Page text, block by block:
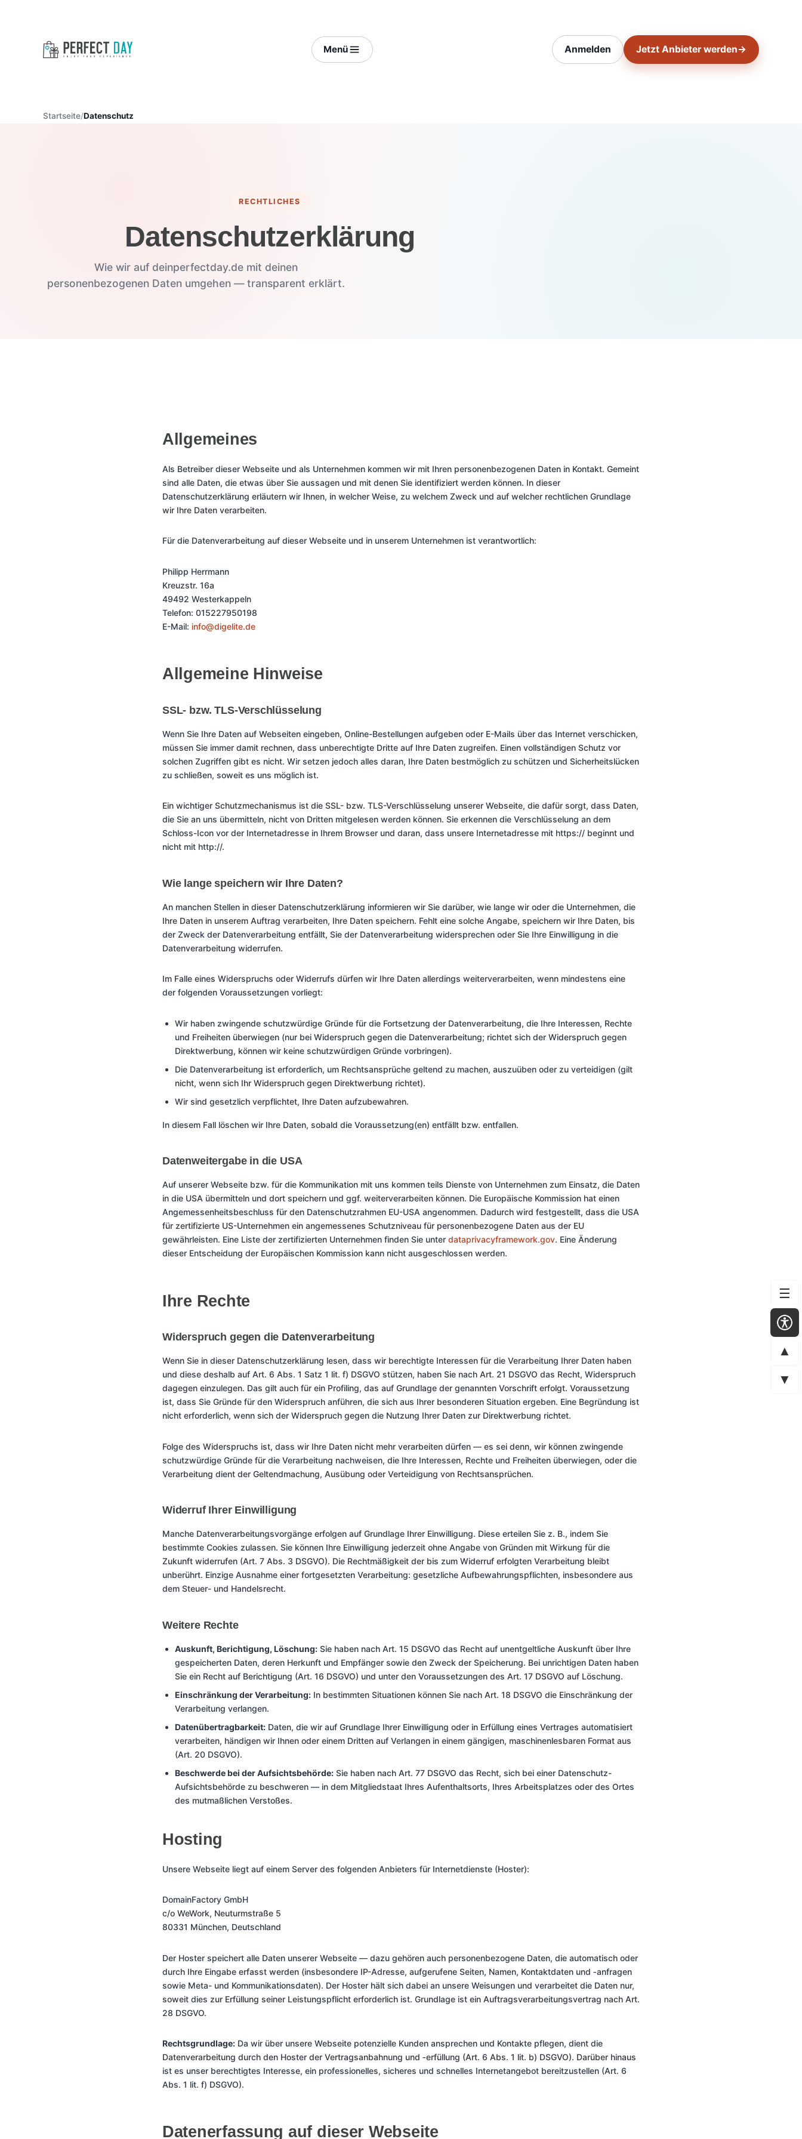
Menü Anmelden Jetzt Anbieter werden→
Startseite Datenschutz
RECHTLICHES
Datenschutz­erklärung
Wie wir auf deinperfectday.de mit deinen
personenbezogenen Daten umgehen — transparent erklärt.
Allgemeines
Als Betreiber dieser Webseite und als Unternehmen kommen wir mit Ihren personenbezogenen Daten in Kontakt. Gemeint
sind alle Daten, die etwas über Sie aussagen und mit denen Sie identifiziert werden können. In dieser
Datenschutzerklärung erläutern wir Ihnen, in welcher Weise, zu welchem Zweck und auf welcher rechtlichen Grundlage
wir Ihre Daten verarbeiten.
Für die Datenverarbeitung auf dieser Webseite und in unserem Unternehmen ist verantwortlich:
Philipp Herrmann
Kreuzstr. 16a
49492 Westerkappeln
Telefon: 015227950198
E-Mail: info@digelite.de
Allgemeine Hinweise
SSL- bzw. TLS-Verschlüsselung
Wenn Sie Ihre Daten auf Webseiten eingeben, Online-Bestellungen aufgeben oder E-Mails über das Internet verschicken,
müssen Sie immer damit rechnen, dass unberechtigte Dritte auf Ihre Daten zugreifen. Einen vollständigen Schutz vor
solchen Zugriffen gibt es nicht. Wir setzen jedoch alles daran, Ihre Daten bestmöglich zu schützen und Sicherheitslücken
zu schließen, soweit es uns möglich ist.
Ein wichtiger Schutzmechanismus ist die SSL- bzw. TLS-Verschlüsselung unserer Webseite, die dafür sorgt, dass Daten,
die Sie an uns übermitteln, nicht von Dritten mitgelesen werden können. Sie erkennen die Verschlüsselung an dem
Schloss-Icon vor der Internetadresse in Ihrem Browser und daran, dass unsere Internetadresse mit https:// beginnt und
nicht mit http://.
Wie lange speichern wir Ihre Daten?
An manchen Stellen in dieser Datenschutzerklärung informieren wir Sie darüber, wie lange wir oder die Unternehmen, die
Ihre Daten in unserem Auftrag verarbeiten, Ihre Daten speichern. Fehlt eine solche Angabe, speichern wir Ihre Daten, bis
der Zweck der Datenverarbeitung entfällt, Sie der Datenverarbeitung widersprechen oder Sie Ihre Einwilligung in die
Datenverarbeitung widerrufen.
Im Falle eines Widerspruchs oder Widerrufs dürfen wir Ihre Daten allerdings weiterverarbeiten, wenn mindestens eine
der folgenden Voraussetzungen vorliegt:
Wir haben zwingende schutzwürdige Gründe für die Fortsetzung der Datenverarbeitung, die Ihre Interessen, Rechte
und Freiheiten überwiegen (nur bei Widerspruch gegen die Datenverarbeitung; richtet sich der Widerspruch gegen
Direktwerbung, können wir keine schutzwürdigen Gründe vorbringen).
Die Datenverarbeitung ist erforderlich, um Rechtsansprüche geltend zu machen, auszuüben oder zu verteidigen (gilt
nicht, wenn sich Ihr Widerspruch gegen Direktwerbung richtet).
Wir sind gesetzlich verpflichtet, Ihre Daten aufzubewahren.
In diesem Fall löschen wir Ihre Daten, sobald die Voraussetzung(en) entfällt bzw. entfallen.
Datenweitergabe in die USA
Auf unserer Webseite bzw. für die Kommunikation mit uns kommen teils Dienste von Unternehmen zum Einsatz, die Daten
in die USA übermitteln und dort speichern und ggf. weiterverarbeiten können. Die Europäische Kommission hat einen
Angemessenheitsbeschluss für den Datenschutzrahmen EU-USA angenommen. Dadurch wird festgestellt, dass die USA
für zertifizierte US-Unternehmen ein angemessenes Schutzniveau für personenbezogene Daten aus der EU
gewährleisten. Eine Liste der zertifizierten Unternehmen finden Sie unter dataprivacyframework.gov. Eine Änderung
dieser Entscheidung der Europäischen Kommission kann nicht ausgeschlossen werden.
Ihre Rechte
Widerspruch gegen die Datenverarbeitung
Wenn Sie in dieser Datenschutzerklärung lesen, dass wir berechtigte Interessen für die Verarbeitung Ihrer Daten haben
und diese deshalb auf Art. 6 Abs. 1 Satz 1 lit. f) DSGVO stützen, haben Sie nach Art. 21 DSGVO das Recht, Widerspruch
dagegen einzulegen. Das gilt auch für ein Profiling, das auf Grundlage der genannten Vorschrift erfolgt. Voraussetzung
ist, dass Sie Gründe für den Widerspruch anführen, die sich aus Ihrer besonderen Situation ergeben. Eine Begründung ist
nicht erforderlich, wenn sich der Widerspruch gegen die Nutzung Ihrer Daten zur Direktwerbung richtet.
Folge des Widerspruchs ist, dass wir Ihre Daten nicht mehr verarbeiten dürfen — es sei denn, wir können zwingende
schutzwürdige Gründe für die Verarbeitung nachweisen, die Ihre Interessen, Rechte und Freiheiten überwiegen, oder die
Verarbeitung dient der Geltendmachung, Ausübung oder Verteidigung von Rechtsansprüchen.
Widerruf Ihrer Einwilligung
Manche Datenverarbeitungsvorgänge erfolgen auf Grundlage Ihrer Einwilligung. Diese erteilen Sie z. B., indem Sie
bestimmte Cookies zulassen. Sie können Ihre Einwilligung jederzeit ohne Angabe von Gründen mit Wirkung für die
Zukunft widerrufen (Art. 7 Abs. 3 DSGVO). Die Rechtmäßigkeit der bis zum Widerruf erfolgten Verarbeitung bleibt
unberührt. Einzige Ausnahme einer fortgesetzten Verarbeitung: gesetzliche Aufbewahrungspflichten, insbesondere aus
dem Steuer- und Handelsrecht.
Weitere Rechte
Auskunft, Berichtigung, Löschung:Sie haben nach Art. 15 DSGVO das Recht auf unentgeltliche Auskunft über Ihre
gespeicherten Daten, deren Herkunft und Empfänger sowie den Zweck der Speicherung. Bei unrichtigen Daten haben
Sie ein Recht auf Berichtigung (Art. 16 DSGVO) und unter den Voraussetzungen des Art. 17 DSGVO auf Löschung.
Einschränkung der Verarbeitung:In bestimmten Situationen können Sie nach Art. 18 DSGVO die Einschränkung der
Verarbeitung verlangen.
Datenübertragbarkeit:Daten, die wir auf Grundlage Ihrer Einwilligung oder in Erfüllung eines Vertrages automatisiert
verarbeiten, händigen wir Ihnen oder einem Dritten auf Verlangen in einem gängigen, maschinenlesbaren Format aus
(Art. 20 DSGVO).
Beschwerde bei der Aufsichtsbehörde:Sie haben nach Art. 77 DSGVO das Recht, sich bei einer Datenschutz-
Aufsichtsbehörde zu beschweren — in dem Mitgliedstaat Ihres Aufenthaltsorts, Ihres Arbeitsplatzes oder des Ortes
des mutmaßlichen Verstoßes.
Hosting
Unsere Webseite liegt auf einem Server des folgenden Anbieters für Internetdienste (Hoster):
DomainFactory GmbH
c/o WeWork, Neuturmstraße 5
80331 München, Deutschland
Der Hoster speichert alle Daten unserer Webseite — dazu gehören auch personenbezogene Daten, die automatisch oder
durch Ihre Eingabe erfasst werden (insbesondere IP-Adresse, aufgerufene Seiten, Namen, Kontaktdaten und ‑anfragen
sowie Meta- und Kommunikationsdaten). Der Hoster hält sich dabei an unsere Weisungen und verarbeitet die Daten nur,
soweit dies zur Erfüllung seiner Leistungspflicht erforderlich ist. Grundlage ist ein Auftragsverarbeitungsvertrag nach Art.
28 DSGVO.
Rechtsgrundlage: Da wir über unsere Webseite potenzielle Kunden ansprechen und Kontakte pflegen, dient die
Datenverarbeitung durch den Hoster der Vertragsanbahnung und ‑erfüllung (Art. 6 Abs. 1 lit. b) DSGVO). Darüber hinaus
ist es unser berechtigtes Interesse, ein professionelles, sicheres und schnelles Internetangebot bereitzustellen (Art. 6
Abs. 1 lit. f) DSGVO).
Datenerfassung auf dieser Webseite
☰
▲
▼